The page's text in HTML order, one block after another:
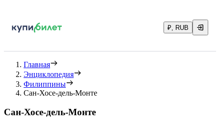
₽, RUB
Главная
Энциклопедия
Филиппины
Сан-Хосе-дель-Монте
Сан-Хосе-дель-Монте